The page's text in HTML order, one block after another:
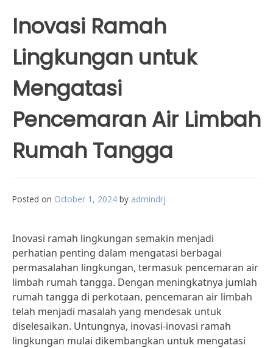
Inovasi Ramah
Lingkungan untuk
Mengatasi
Pencemaran Air Limbah
Rumah Tangga
Posted on October 1, 2024 by admindrj
Inovasi ramah lingkungan semakin menjadi
perhatian penting dalam mengatasi berbagai
permasalahan lingkungan, termasuk pencemaran air
limbah rumah tangga. Dengan meningkatnya jumlah
rumah tangga di perkotaan, pencemaran air limbah
telah menjadi masalah yang mendesak untuk
diselesaikan. Untungnya, inovasi-inovasi ramah
lingkungan mulai dikembangkan untuk mengatasi